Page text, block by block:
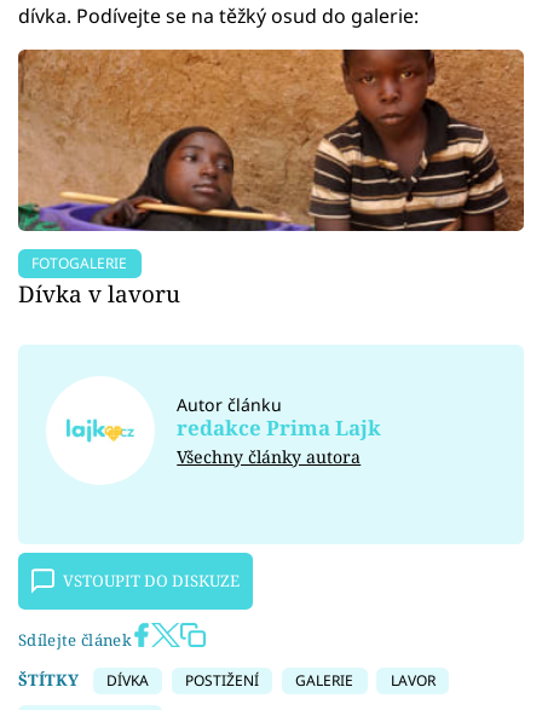
dívka. Podívejte se na těžký osud do galerie:
FOTOGALERIE
Dívka v lavoru
Autor článku
redakce Prima Lajk
Všechny články autora
VSTOUPIT DO DISKUZE
Sdílejte článek
ŠTÍTKY
DÍVKA POSTIŽENÍ GALERIE
LAVOR